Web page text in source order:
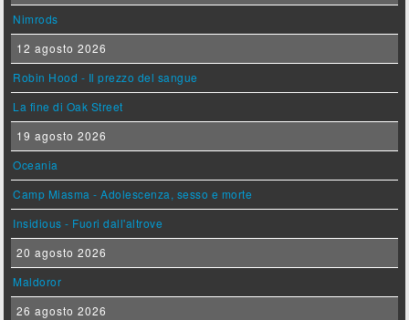
Nimrods
12 agosto 2026
Robin Hood - Il prezzo del sangue
La fine di Oak Street
19 agosto 2026
Oceania
Camp Miasma - Adolescenza, sesso e morte
Insidious - Fuori dall'altrove
20 agosto 2026
Maldoror
26 agosto 2026